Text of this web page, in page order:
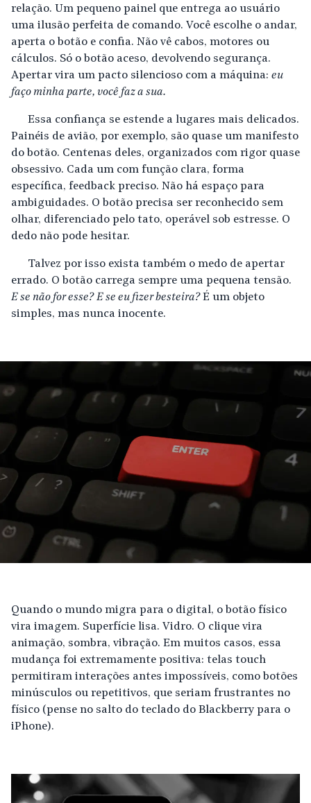
relação. Um pequeno painel que entrega ao usuário
uma ilusão perfeita de comando. Você escolhe o andar,
aperta o botão e confia. Não vê cabos, motores ou
cálculos. Só o botão aceso, devolvendo segurança.
Apertar vira um pacto silencioso com a máquina: eu
faço minha parte, você faz a sua.
Essa confiança se estende a lugares mais delicados.
Painéis de avião, por exemplo, são quase um manifesto
do botão. Centenas deles, organizados com rigor quase
obsessivo. Cada um com função clara, forma
específica, feedback preciso. Não há espaço para
ambiguidades. O botão precisa ser reconhecido sem
olhar, diferenciado pelo tato, operável sob estresse. O
dedo não pode hesitar.
Talvez por isso exista também o medo de apertar
errado. O botão carrega sempre uma pequena tensão.
E se não for esse? E se eu fizer besteira?É um objeto
simples, mas nunca inocente.
Quando o mundo migra para o digital, o botão físico
vira imagem. Superfície lisa. Vidro. O clique vira
animação, sombra, vibração. Em muitos casos, essa
mudança foi extremamente positiva: telas touch
permitiram interações antes impossíveis, como botões
minúsculos ou repetitivos, que seriam frustrantes no
físico (pense no salto do teclado do Blackberry para o
iPhone).